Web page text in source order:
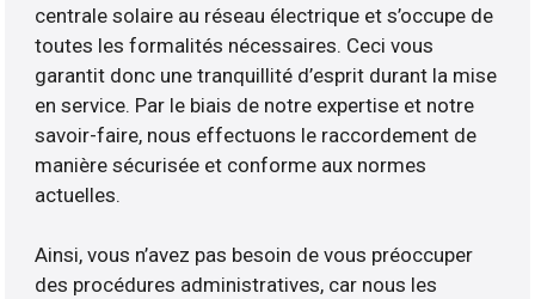
centrale solaire au réseau électrique et s’occupe de
toutes les formalités nécessaires. Ceci vous
garantit donc une tranquillité d’esprit durant la mise
en service. Par le biais de notre expertise et notre
savoir-faire, nous effectuons le raccordement de
manière sécurisée et conforme aux normes
actuelles.
Ainsi, vous n’avez pas besoin de vous préoccuper
des procédures administratives, car nous les